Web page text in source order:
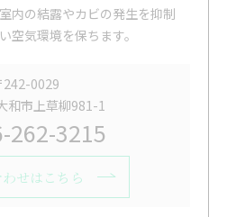
内の結露やカビの発生を抑制
空気環境を保ちます。
242-0029
和市上草柳981-1
262-3215
せはこちら